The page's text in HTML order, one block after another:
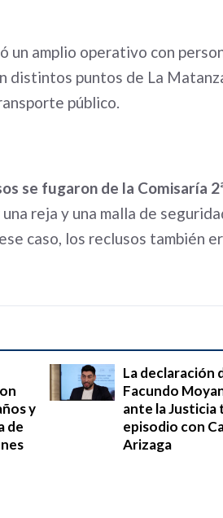
un amplio operativo con
distintos puntos de La
público.
se fugaron de la Comisaría
reja y una malla de
caso, los reclusos también
y
de
La declaración
Facundo
ante la Justicia
episodio con
Arizaga